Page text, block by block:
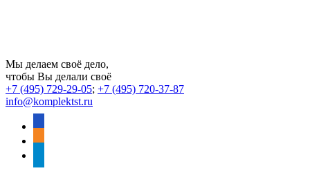
Мы делаем своё дело,
чтобы Вы делали своё
+7 (495) 729-29-05; +7 (495) 720-37-87
info@komplektst.ru